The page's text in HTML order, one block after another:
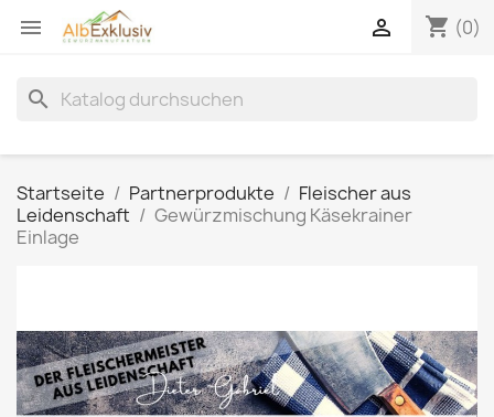
 shopping_cart (0)

search
Startseite Partnerprodukte
Fleischer aus
Leidenschaft
Gewürzmischung Käsekrainer
Einlage